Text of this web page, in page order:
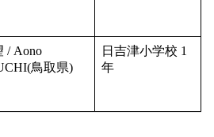
/ Aono
鳥取県)
日吉津小学校 1
年